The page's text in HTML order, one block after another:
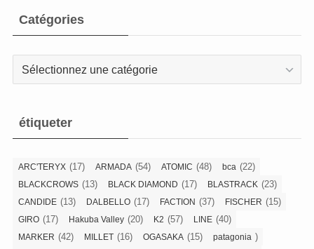
Catégories
Catégories
étiqueter
ARC'TERYX (17) ARMADA (54) ATOMIC (48) bca (22)
BLACKCROWS (13) BLACK DIAMOND (17) BLASTRACK (23)
CANDIDE (13) DALBELLO (17) FACTION (37) FISCHER (15)
GIRO (17) Hakuba Valley (20) K2 (57) LINE (40)
MARKER (42) MILLET (16) OGASAKA (15) patagonia )